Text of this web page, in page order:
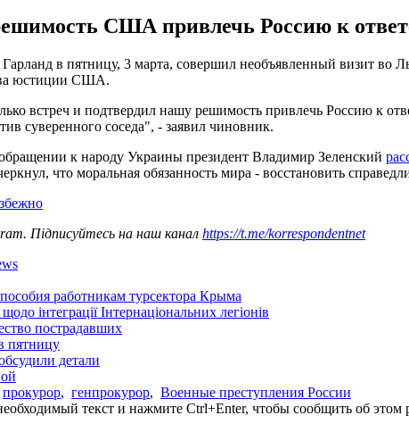
США привлечь Россию к
в пятницу, 3 марта, совершил необъявленный визит во
юстиции США.
встреч и подтвердил нашу решимость привлечь Россию к
суверенного соседа", - заявил чиновник.
к народу Украины президент Владимир Зеленский
что моральная обязанность мира - восстановить
Підписуйтесь на наш канал https://t.me/korrespondentnet
работникам турсектора Крыма
інтеграції Інтернаціональних легіонів
пострадавших
пятницу
детали
прокурор, генпрокурор, Военные преступления России
текст и нажмите Ctrl+Enter, чтобы сообщить об этом